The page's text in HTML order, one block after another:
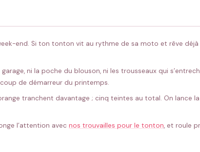
end. Si ton tonton vit au rythme de sa moto et rêve
ni la poche du blouson, ni les trousseaux qui
de démarreur du printemps.
tranchent davantage ; cinq teintes au total. On lance
l’attention avec nos trouvailles pour le tonton, et roule